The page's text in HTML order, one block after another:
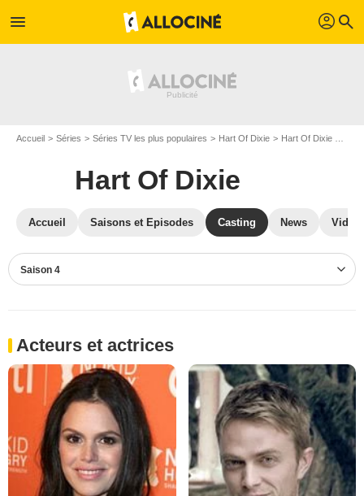
menu profil search
Accueil Séries Séries TV les plus populaires Hart Of Dixie Hart Of Dixie S04
Hart Of Dixie
Accueil Saisons et Episodes Casting News
Saison 4
Acteurs et actrices